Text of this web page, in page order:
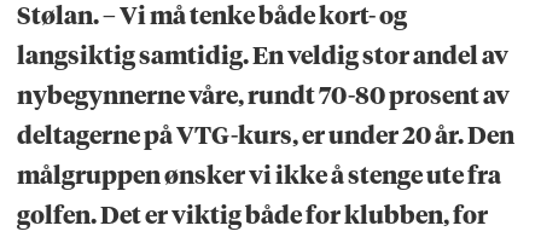
Stølan. – Vi må tenke både kort- og
langsiktig samtidig. En veldig stor andel av
nybegynnerne våre, rundt 70-80 prosent av
deltagerne på VTG-kurs, er under 20 år. Den
målgruppen ønsker vi ikke å stenge ute fra
golfen. Det er viktig både for klubben, for